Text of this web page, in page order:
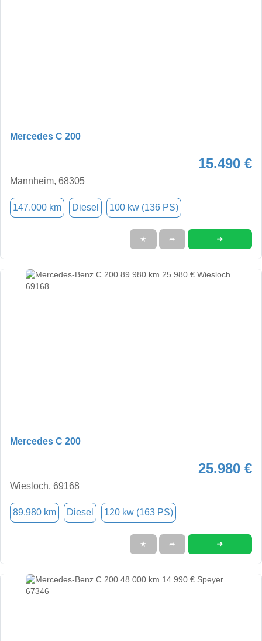
Mercedes C 200
15.490 €
Mannheim, 68305
147.000 km Diesel 100 kw (136 PS)
★ ➦ ➜
Mercedes C 200
25.980 €
Wiesloch, 69168
89.980 km Diesel 120 kw (163 PS)
★ ➦ ➜